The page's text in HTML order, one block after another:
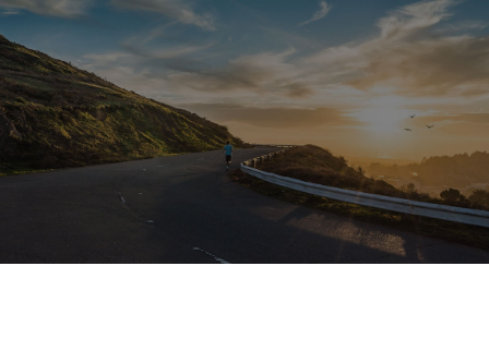
India
Tour Operador receptivo en Sub-Continente
India y Medio Oriente